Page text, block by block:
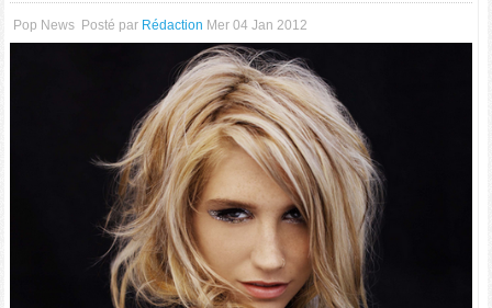
Pop News Posté par Rédaction Mer 04 Jan 2012